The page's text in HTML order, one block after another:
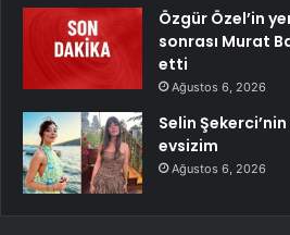
Özgür Özel’in
sonrası Murat
etti
Ağustos 6, 2026
Selin
evsizim
Ağustos 6, 2026